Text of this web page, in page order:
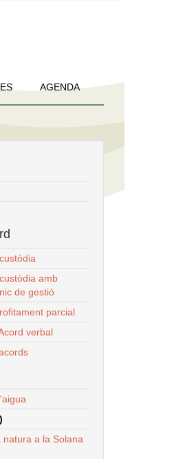
AGENDA
amb
de gestió
parcial
verbal
natura a la Solana